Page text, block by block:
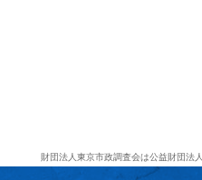
財団法人東京市政調査会は公益財団法